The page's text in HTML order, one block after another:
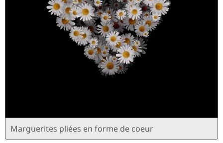
Marguerites pliées en forme de coeur